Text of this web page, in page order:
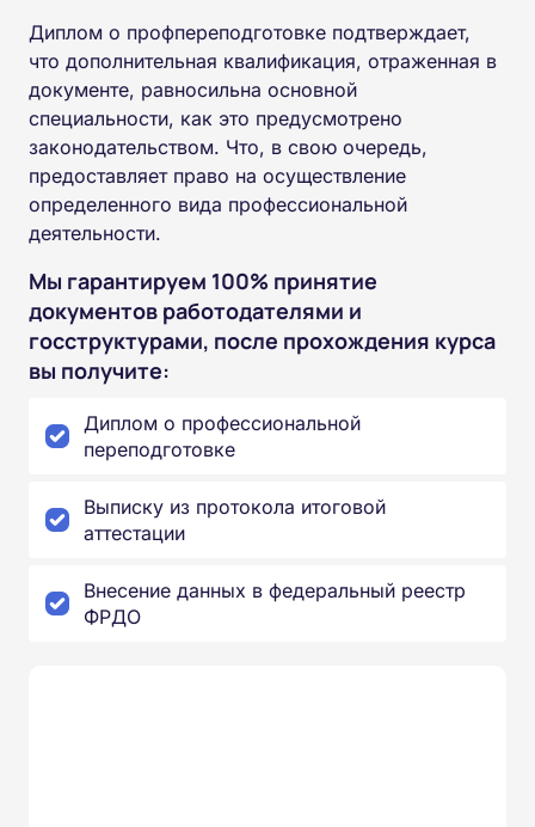
Диплом о профпереподготовке подтверждает,
что дополнительная квалификация, отраженная в
документе, равносильна основной
специальности, как это предусмотрено
законодательством. Что, в свою очередь,
предоставляет право на осуществление
определенного вида профессиональной
деятельности.
Мы гарантируем 100% принятие
документов работодателями и
госструктурами, после прохождения курса
вы получите:
Диплом о профессиональной
переподготовке
Выписку из протокола итоговой
аттестации
Внесение данных в федеральный реестр
ФРДО